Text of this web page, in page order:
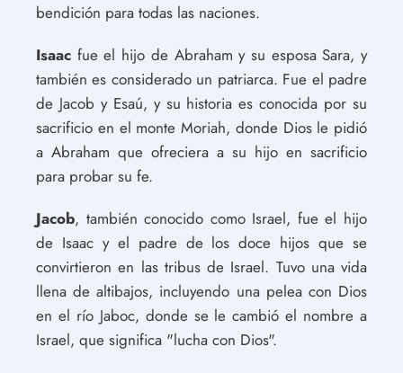
bendición para todas las naciones.
Isaac fue el hijo de Abraham y su esposa Sara, y
también es considerado un patriarca. Fue el padre
de Jacob y Esaú, y su historia es conocida por su
sacrificio en el monte Moriah, donde Dios le pidió
a Abraham que ofreciera a su hijo en sacrificio
para probar su fe.
Jacob, también conocido como Israel, fue el hijo
de Isaac y el padre de los doce hijos que se
convirtieron en las tribus de Israel. Tuvo una vida
llena de altibajos, incluyendo una pelea con Dios
en el río Jaboc, donde se le cambió el nombre a
Israel, que significa "lucha con Dios".